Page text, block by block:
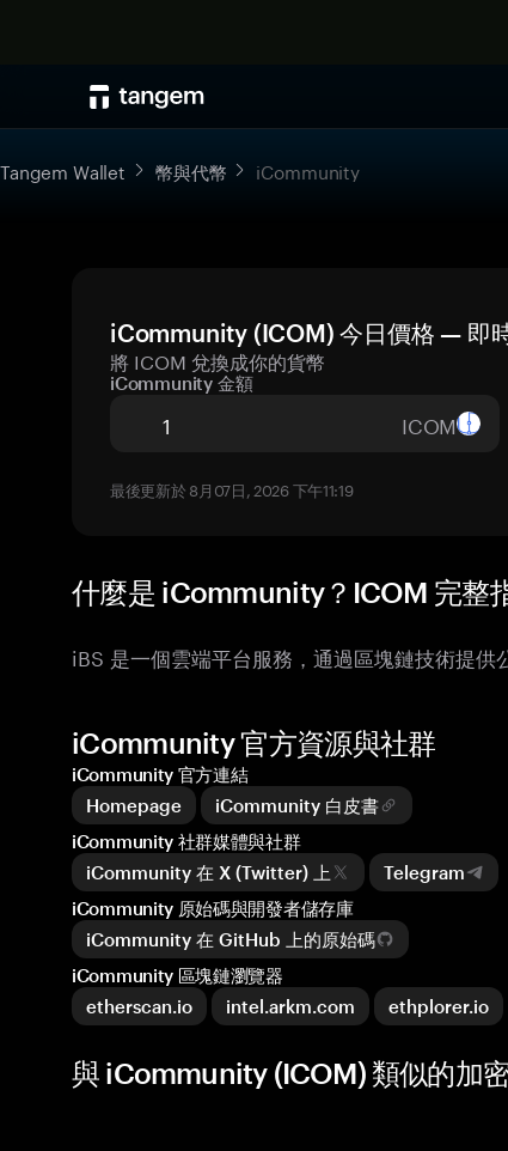
Tangem Wallet 幣與代幣 iCommunity
iCommunity (ICOM) 今日價格 — 即
將 ICOM 兌換成你的貨幣
iCommunity 金額
ICOM
最後更新於 8月07日, 2026 下午11:19
什麼是 iCommunity？ICOM 完整
iBS 是一個雲端平台服務，通過區塊鏈技術提供
iCommunity 官方資源與社群
iCommunity 官方連結
Homepage
iCommunity 白皮書
iCommunity 社群媒體與社群
iCommunity 在 X (Twitter) 上
Telegram
iCommunity 原始碼與開發者儲存庫
iCommunity 在 GitHub 上的原始碼
iCommunity 區塊鏈瀏覽器
etherscan.io
intel.arkm.com ethplorer.io
與 iCommunity (ICOM) 類似的加